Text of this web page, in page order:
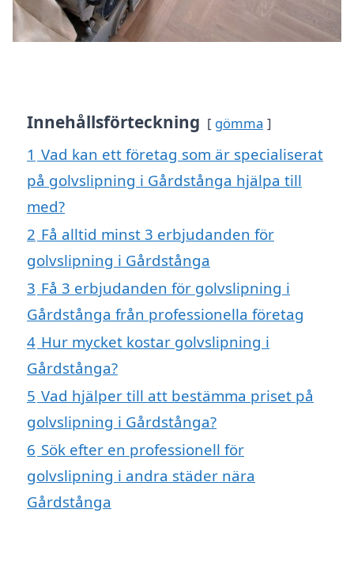
Innehållsförteckning gömma
1 Vad kan ett företag som är specialiserat
på golvslipning i Gårdstånga hjälpa till
med?
2 Få alltid minst 3 erbjudanden för
golvslipning i Gårdstånga
3 Få 3 erbjudanden för golvslipning i
Gårdstånga från professionella företag
4 Hur mycket kostar golvslipning i
Gårdstånga?
5 Vad hjälper till att bestämma priset på
golvslipning i Gårdstånga?
6 Sök efter en professionell för
golvslipning i andra städer nära
Gårdstånga